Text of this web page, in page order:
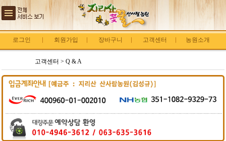
로그인 회원가입 장바구니 고객센터 농원소개
고객센터 > Q & A